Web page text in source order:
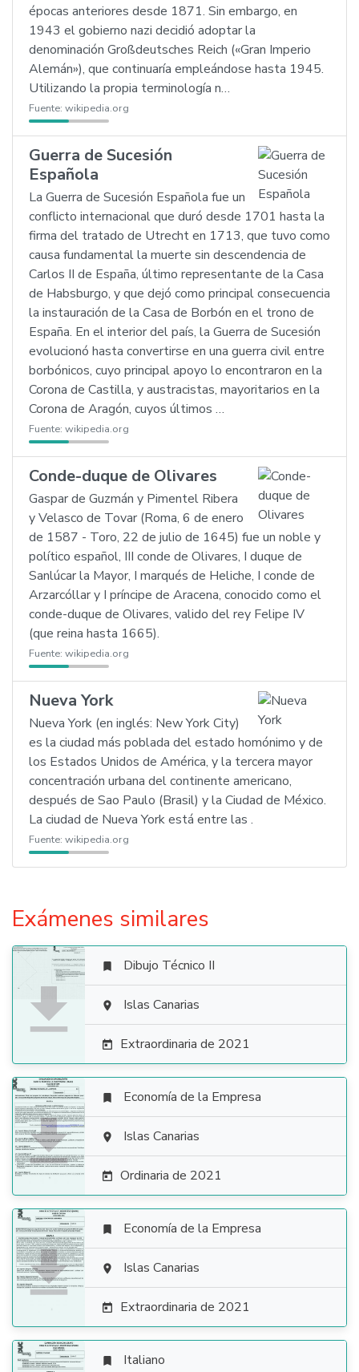
épocas anteriores desde 1871. Sin embargo, en
1943 el gobierno nazi decidió adoptar la
denominación Großdeutsches Reich («Gran Imperio
Alemán»), que continuaría empleándose hasta 1945.
Utilizando la propia terminología n…
Fuente: wikipedia.org
Guerra de Sucesión
Española
La Guerra de Sucesión Española fue un
conflicto internacional que duró desde 1701 hasta la
firma del tratado de Utrecht en 1713, que tuvo como
causa fundamental la muerte sin descendencia de
Carlos II de España, último representante de la Casa
de Habsburgo, y que dejó como principal consecuencia
la instauración de la Casa de Borbón en el trono de
España. En el interior del país, la Guerra de Sucesión
evolucionó hasta convertirse en una guerra civil entre
borbónicos, cuyo principal apoyo lo encontraron en la
Corona de Castilla, y austracistas, mayoritarios en la
Corona de Aragón, cuyos últimos …
Fuente: wikipedia.org
Conde-duque de Olivares
Gaspar de Guzmán y Pimentel Ribera
y Velasco de Tovar (Roma, 6 de enero
de 1587 - Toro, 22 de julio de 1645) fue un noble y
político español, III conde de Olivares, I duque de
Sanlúcar la Mayor, I marqués de Heliche, I conde de
Arzarcóllar y I príncipe de Aracena, conocido como el
conde-duque de Olivares, valido del rey Felipe IV
(que reina hasta 1665).
Fuente: wikipedia.org
Nueva York
Nueva York (en inglés: New York City)
es la ciudad más poblada del estado homónimo y de
los Estados Unidos de América, y la tercera mayor
concentración urbana del continente americano,
después de Sao Paulo (Brasil) y la Ciudad de México.
La ciudad de Nueva York está entre las .
Fuente: wikipedia.org
Exámenes similares

 Dibujo Técnico II
 Islas Canarias
 Extraordinaria de 2021

 Economía de la Empresa
 Islas Canarias
 Ordinaria de 2021

 Economía de la Empresa
 Islas Canarias
 Extraordinaria de 2021
 Italiano